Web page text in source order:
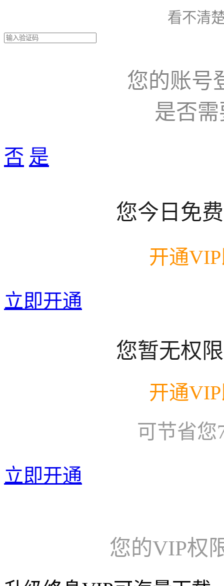
看不清
您的账号
是否
否 是
您今日免
开通
立即开通
您暂无权
开通
可节省您
立即开通
您的VIP权